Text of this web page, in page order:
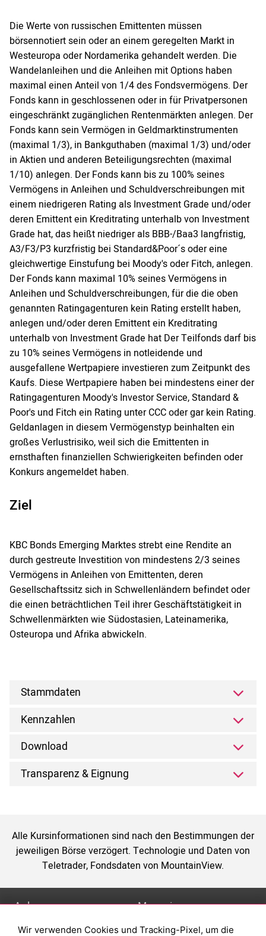
Die Werte von russischen Emittenten müssen
börsennotiert sein oder an einem geregelten Markt in
Westeuropa oder Nordamerika gehandelt werden. Die
Wandelanleihen und die Anleihen mit Options haben
maximal einen Anteil von 1/4 des Fondsvermögens. Der
Fonds kann in geschlossenen oder in für Privatpersonen
eingeschränkt zugänglichen Rentenmärkten anlegen. Der
Fonds kann sein Vermögen in Geldmarktinstrumenten
(maximal 1/3), in Bankguthaben (maximal 1/3) und/oder
in Aktien und anderen Beteiligungsrechten (maximal
1/10) anlegen. Der Fonds kann bis zu 100% seines
Vermögens in Anleihen und Schuldverschreibungen mit
einem niedrigeren Rating als Investment Grade und/oder
deren Emittent ein Kreditrating unterhalb von Investment
Grade hat, das heißt niedriger als BBB-/Baa3 langfristig,
A3/F3/P3 kurzfristig bei Standard&Poor´s oder eine
gleichwertige Einstufung bei Moody's oder Fitch, anlegen.
Der Fonds kann maximal 10% seines Vermögens in
Anleihen und Schuldverschreibungen, für die die oben
genannten Ratingagenturen kein Rating erstellt haben,
anlegen und/oder deren Emittent ein Kreditrating
unterhalb von Investment Grade hat Der Teilfonds darf bis
zu 10% seines Vermögens in notleidende und
ausgefallene Wertpapiere investieren zum Zeitpunkt des
Kaufs. Diese Wertpapiere haben bei mindestens einer der
Ratingagenturen Moody's Investor Service, Standard &
Poor's und Fitch ein Rating unter CCC oder gar kein Rating.
Geldanlagen in diesem Vermögenstyp beinhalten ein
großes Verlustrisiko, weil sich die Emittenten in
ernsthaften finanziellen Schwierigkeiten befinden oder
Konkurs angemeldet haben.
Ziel
KBC Bonds Emerging Marktes strebt eine Rendite an
durch gestreute Investition von mindestens 2/3 seines
Vermögens in Anleihen von Emittenten, deren
Gesellschaftssitz sich in Schwellenländern befindet oder
die einen beträchtlichen Teil ihrer Geschäftstätigkeit in
Schwellenmärkten wie Südostasien, Lateinamerika,
Osteuropa und Afrika abwickeln.
Stammdaten
Kennzahlen
Download
Transparenz & Eignung
Alle Kursinformationen sind nach den Bestimmungen der
jeweiligen Börse verzögert. Technologie und Daten von
Teletrader, Fondsdaten von MountainView.
Anlage
Depot eröffnen
Magazin
Was sind sind ETFs?
Wir verwenden Cookies und Tracking-Pixel, um die